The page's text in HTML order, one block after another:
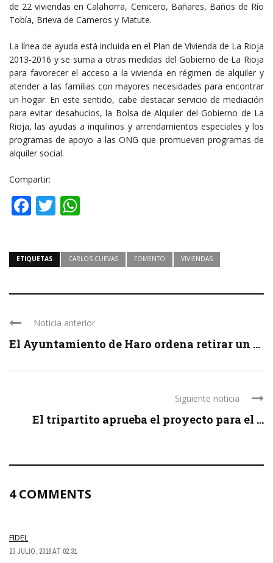
de 22 viviendas en Calahorra, Cenicero, Bañares, Baños de Río
Tobía, Brieva de Cameros y Matute.
La línea de ayuda está incluida en el Plan de Vivienda de La Rioja
2013-2016 y se suma a otras medidas del Gobierno de La Rioja
para favorecer el acceso a la vivienda en régimen de alquiler y
atender a las familias con mayores necesidades para encontrar
un hogar. En este sentido, cabe destacar servicio de mediación
para evitar desahucios, la Bolsa de Alquiler del Gobierno de La
Rioja, las ayudas a inquilinos y arrendamientos especiales y los
programas de apoyo a las ONG que promueven programas de
alquiler social.
Compartir:
Facebook
Twitter
ETIQUETAS CARLOS CUEVAS FOMENTO VIVIENDAS
Noticia anterior
El Ayuntamiento de Haro ordena retirar un ...
Siguiente noticia
El tripartito aprueba el proyecto para el ...
4 COMMENTS
FIDEL
23 JULIO, 2016 AT 02:31